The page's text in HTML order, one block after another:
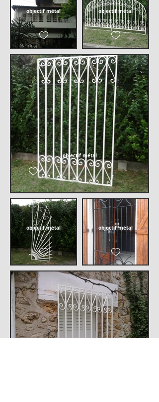
objectif métal objectif métal
objectif métal
objectif métal objectif métal